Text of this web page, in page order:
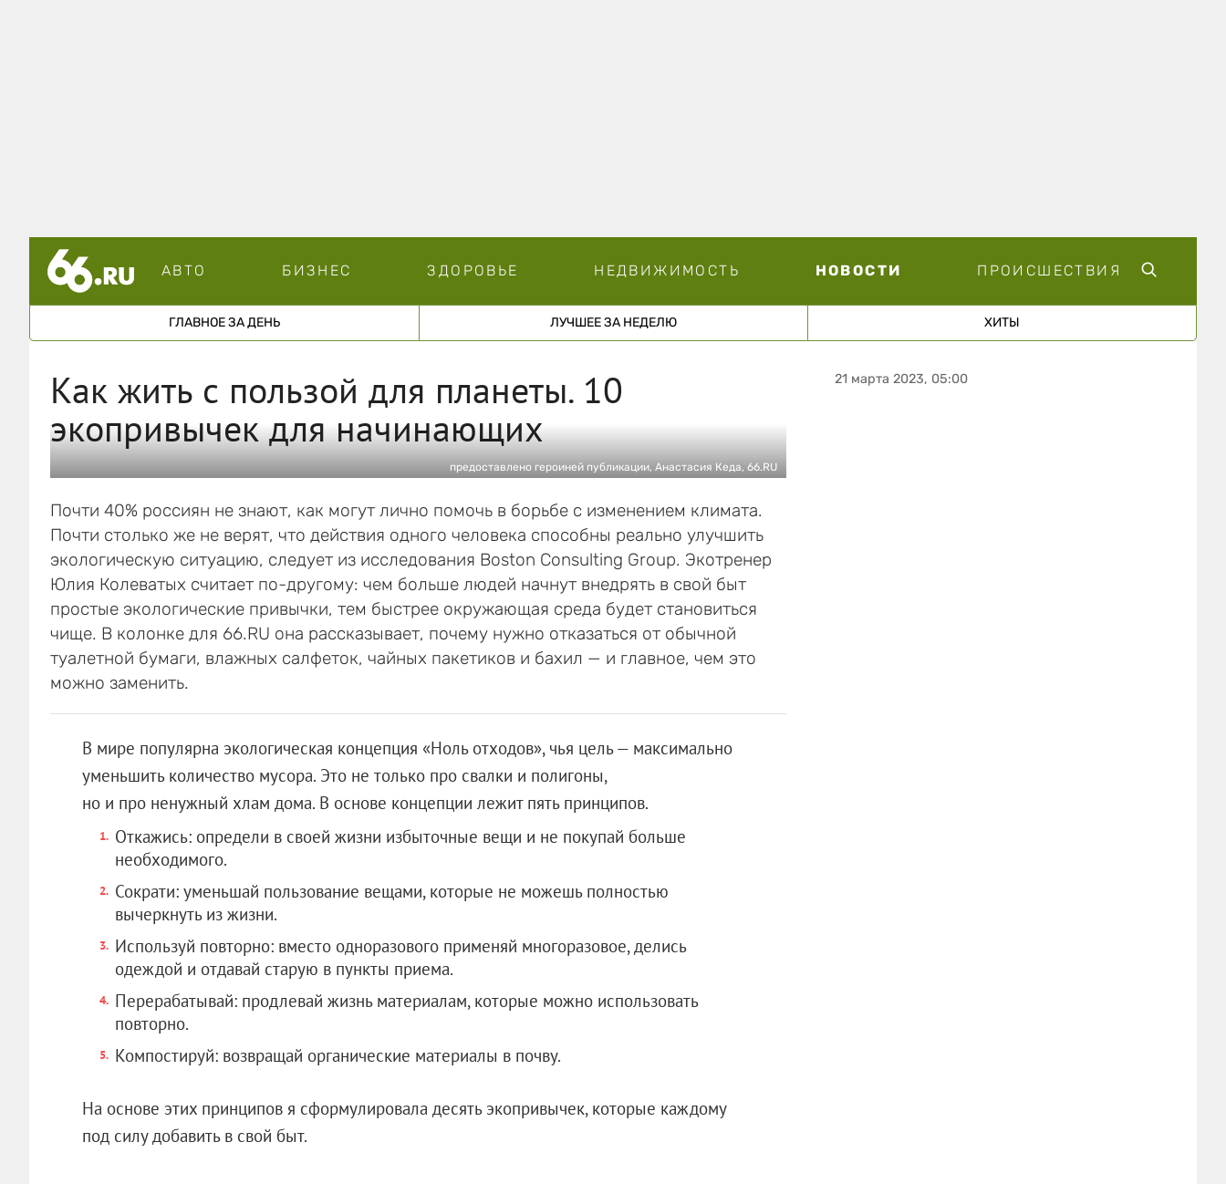
АВТО БИЗНЕС ЗДОРОВЬЕ НЕДВИЖИМОСТЬ НОВОСТИ ПРОИСШЕСТВИЯ
ГЛАВНОЕ ЗА ДЕНЬ ЛУЧШЕЕ ЗА НЕДЕЛЮ ХИТЫ
Как жить с пользой для планеты. 10
экопривычек для начинающих
предоставлено героиней публикации, Анастасия Кеда, 66.RU
Почти 40% россиян не знают, как могут лично помочь в борьбе с изменением климата.
Почти столько же не верят, что действия одного человека способны реально улучшить
экологическую ситуацию, следует из исследования Boston Consulting Group. Экотренер
Юлия Колеватых считает по-другому: чем больше людей начнут внедрять в свой быт
простые экологические привычки, тем быстрее окружающая среда будет становиться
чище. В колонке для 66.RU она рассказывает, почему нужно отказаться от обычной
туалетной бумаги, влажных салфеток, чайных пакетиков и бахил — и главное, чем это
можно заменить.
В мире популярна экологическая концепция «Ноль отходов», чья цель — максимально
уменьшить количество мусора. Это не только про свалки и полигоны,
но и про ненужный хлам дома. В основе концепции лежит пять принципов.
Откажись: определи в своей жизни избыточные вещи и не покупай больше
необходимого.
Сократи: уменьшай пользование вещами, которые не можешь полностью
вычеркнуть из жизни.
Используй повторно: вместо одноразового применяй многоразовое, делись
одеждой и отдавай старую в пункты приема.
Перерабатывай: продлевай жизнь материалам, которые можно использовать
повторно.
Компостируй: возвращай органические материалы в почву.
На основе этих принципов я сформулировала десять экопривычек, которые каждому
под силу добавить в свой быт.
21 марта 2023, 05:00